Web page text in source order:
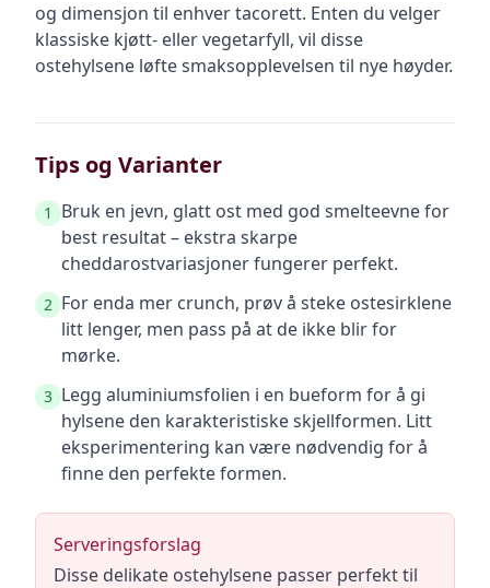
og dimensjon til enhver tacorett. Enten du velger
klassiske kjøtt- eller vegetarfyll, vil disse
ostehylsene løfte smaksopplevelsen til nye høyder.
Tips og Varianter
1
Bruk en jevn, glatt ost med god smelteevne for
best resultat – ekstra skarpe
cheddarostvariasjoner fungerer perfekt.
2 For enda mer crunch, prøv å steke ostesirklene
litt lenger, men pass på at de ikke blir for
mørke.
3 Legg aluminiumsfolien i en bueform for å gi
hylsene den karakteristiske skjellformen. Litt
eksperimentering kan være nødvendig for å
finne den perfekte formen.
Serveringsforslag
Disse delikate ostehylsene passer perfekt til